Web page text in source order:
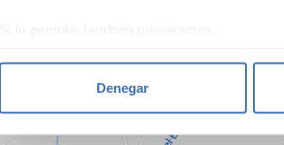
Si lo permite, también quisiéramos:
Obtenga más información sobre cómo se
Denegar